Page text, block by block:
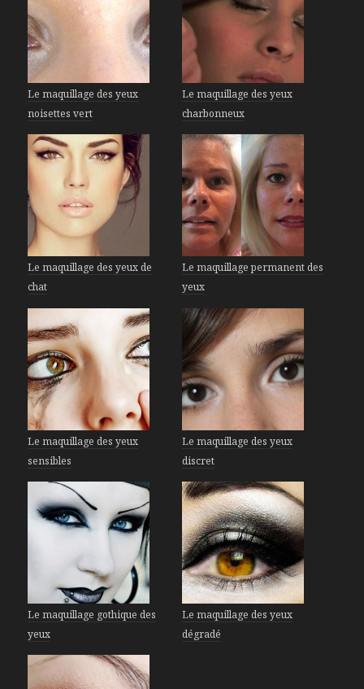
Le maquillage des yeux
noisettes vert
Le maquillage des yeux
charbonneux
Le maquillage des yeux de
chat
Le maquillage permanent des
yeux
Le maquillage des yeux
sensibles
Le maquillage des yeux
discret
Le maquillage gothique des
yeux
Le maquillage des yeux
dégradé